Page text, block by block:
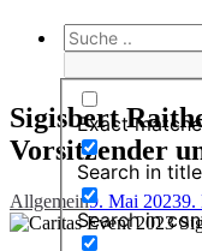
Exact
Search in title
Search in
Sigisbert
Vorsitzender
Allgemein9. Mai 20239.